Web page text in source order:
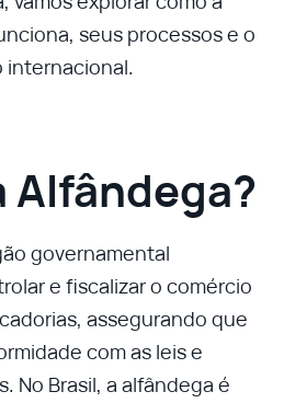
seus processos e o
internacional.
Alfândega?
governamental
e fiscalizar o comércio
assegurando que
com as leis e
No Brasil, a alfândega é